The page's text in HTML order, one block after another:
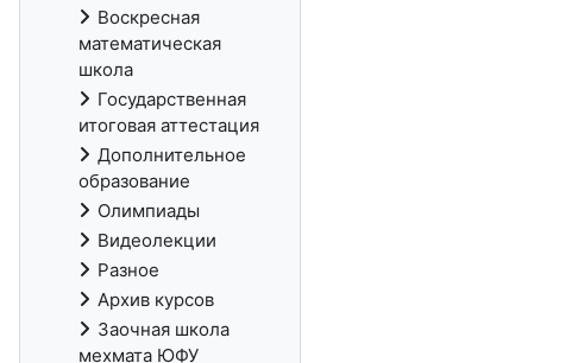
Воскресная
математическая
школа
Государственная
итоговая аттестация
Дополнительное
образование
Олимпиады
Видеолекции
Разное
Архив курсов
Заочная школа
мехмата ЮФУ